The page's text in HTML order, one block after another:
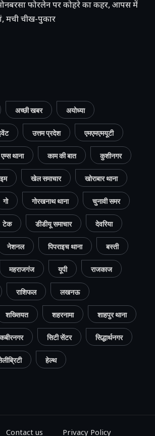
फोरलेन पर कोहरे का कहर, आपस में
मची चीख-पुकार
अच्छी खबर अयोध्या
उत्तम प्रदेश एमएमएमयूटी
एम्स थाना काम की बात कुशीनगर
खेल समाचार खोराबार थाना
गो गोरखनाथ थाना चुनावी समर
टेक डीडीयू समाचार देवरिया
नेशनल पिपराइच थाना बस्ती
महराजगंज यूपी राजकाज
राशिफल लखनऊ
शख्सियत शहरनामा शाहपुर थाना
सिटी सेंटर सिद्धार्थनगर
हेल्थ
Contact us Privacy Policy